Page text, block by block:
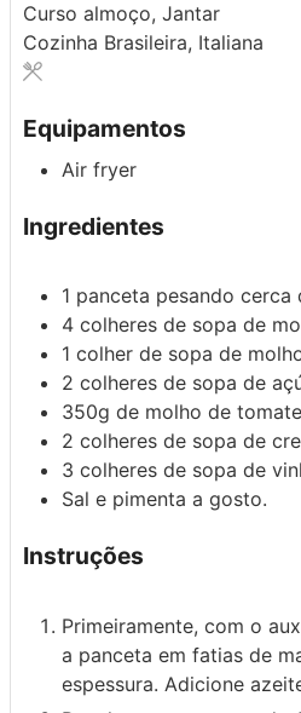
Curso almoço, Jantar
Cozinha Brasileira, Italiana
Equipamentos
Air fryer
Ingredientes
1 panceta pesando cerca
4 colheres de sopa de
1 colher de sopa de
2 colheres de sopa de
350g de molho de tomate
2 colheres de sopa de
3 colheres de sopa de
Sal e pimenta a gosto.
Instruções
Primeiramente, com o
a panceta em fatias de
espessura. Adicione